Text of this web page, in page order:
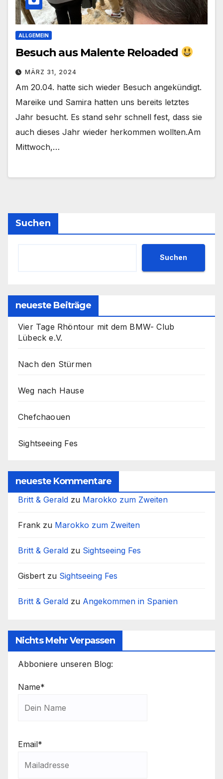
ALLGEMEIN
Besuch aus Malente Reloaded
MÄRZ 31, 2024
Am 20.04. hatte sich wieder Besuch angekündigt.
Mareike und Samira hatten uns bereits letztes
Jahr besucht. Es stand sehr schnell fest, dass sie
auch dieses Jahr wieder herkommen wollten.Am
Mittwoch,…
Suchen
Suchen
neueste Beiträge
Vier Tage Rhöntour mit dem BMW- Club
Lübeck e.V.
Nach den Stürmen
Weg nach Hause
Chefchaouen
Sightseeing Fes
neueste Kommentare
Britt & Gerald zu Marokko zum Zweiten
Frank zu Marokko zum Zweiten
Britt & Gerald zu Sightseeing Fes
Gisbert zu Sightseeing Fes
Britt & Gerald zu Angekommen in Spanien
Nichts Mehr Verpassen
Abboniere unseren Blog:
Name*
Email*